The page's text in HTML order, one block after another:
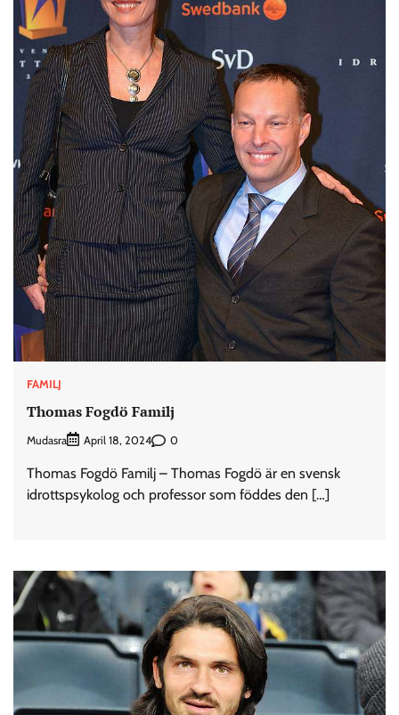
FAMILJ
Thomas Fogdö Familj
Mudasra April 18, 2024 0
Thomas Fogdö Familj – Thomas Fogdö är en svensk
idrottspsykolog och professor som föddes den […]